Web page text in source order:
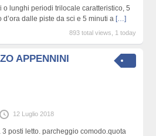
o lunghi periodi trilocale caratteristico, 5
dalle piste da sci e 5 minuti a […]
893 total views, 1 today
APPENNINI
12 Luglio 2018
posti letto. parcheggio comodo.quota